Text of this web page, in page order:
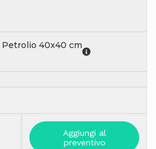
Petrolio 40x40 cm
Aggiungi al
preventivo